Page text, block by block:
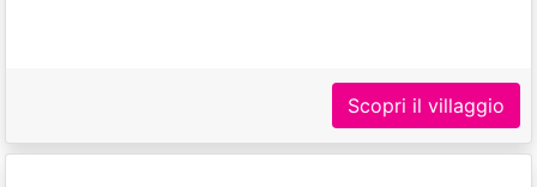
Scopri il villaggio